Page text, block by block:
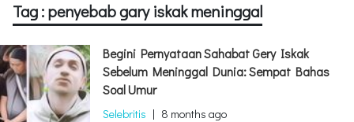
Tag : penyebab gary iskak meninggal
Begini Pernyataan Sahabat Gery Iskak
Sebelum Meninggal Dunia: Sempat Bahas
Soal Umur
Selebritis | 8 months ago